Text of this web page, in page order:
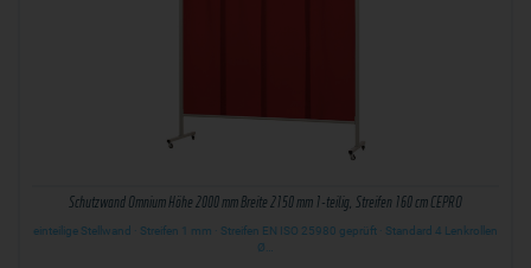
Schutzwand Omnium Höhe 2000 mm Breite 2150 mm 1-teilig, Streifen 160 cm CEPRO
einteilige Stellwand · Streifen 1 mm · Streifen EN ISO 25980 geprüft · Standard 4 Lenkrollen
Ø…